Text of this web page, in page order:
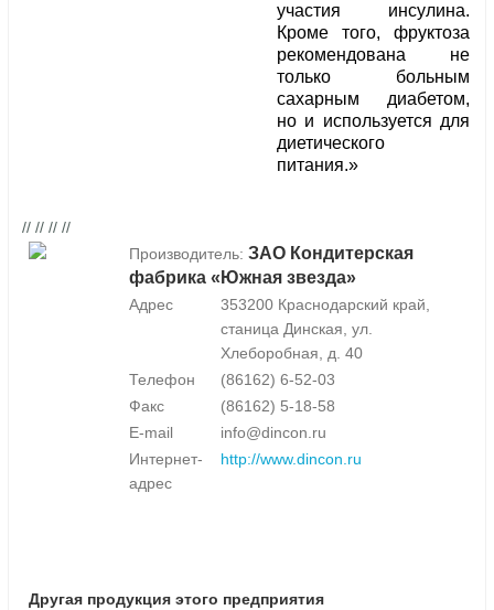
участия инсулина.
Кроме того, фруктоза
рекомендована не
только больным
сахарным диабетом,
но и используется для
диетического
питания.»
// // // //
Производитель: ЗАО Кондитерская
фабрика «Южная звезда»
Адрес
353200 Краснодарский край,
станица Динская, ул.
Хлеборобная, д. 40
Телефон
(86162) 6-52-03
Факс
(86162) 5-18-58
E-mail
info@dincon.ru
Интернет-
адрес
http://www.dincon.ru
Другая продукция этого предприятия